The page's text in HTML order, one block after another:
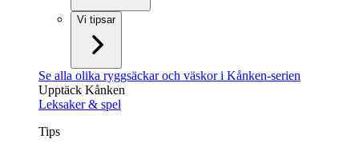
Vi tipsar
Se alla olika ryggsäckar och väskor i Kånken-serien
Upptäck Kånken
Leksaker & spel
Tips